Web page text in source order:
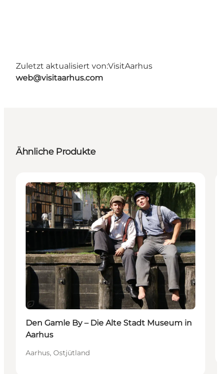
Zuletzt aktualisiert von:VisitAarhus
web@visitaarhus.com
Ähnliche Produkte
Nachhaltig
Attraktionen
Den Gamle By – Die Alte Stadt Museum in
Aarhus
Aarhus, Ostjütland